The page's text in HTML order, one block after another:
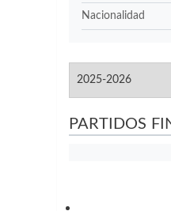
Nacionalidad
PARTIDOS